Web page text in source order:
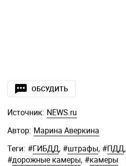
ОБСУДИТЬ
Источник: NEWS.ru
Автор: Марина Аверкина
Теги: #ГИБДД, #штрафы, #ПДД,
#дорожные камеры, #камеры